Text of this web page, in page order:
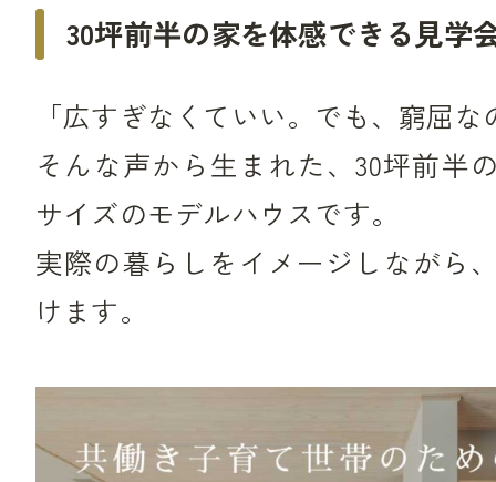
30坪前半の家を体感できる見学
「広すぎなくていい。でも、窮屈
そんな声から生まれた、30坪前半
サイズのモデルハウスです。
実際の暮らしをイメージしながら
けます。